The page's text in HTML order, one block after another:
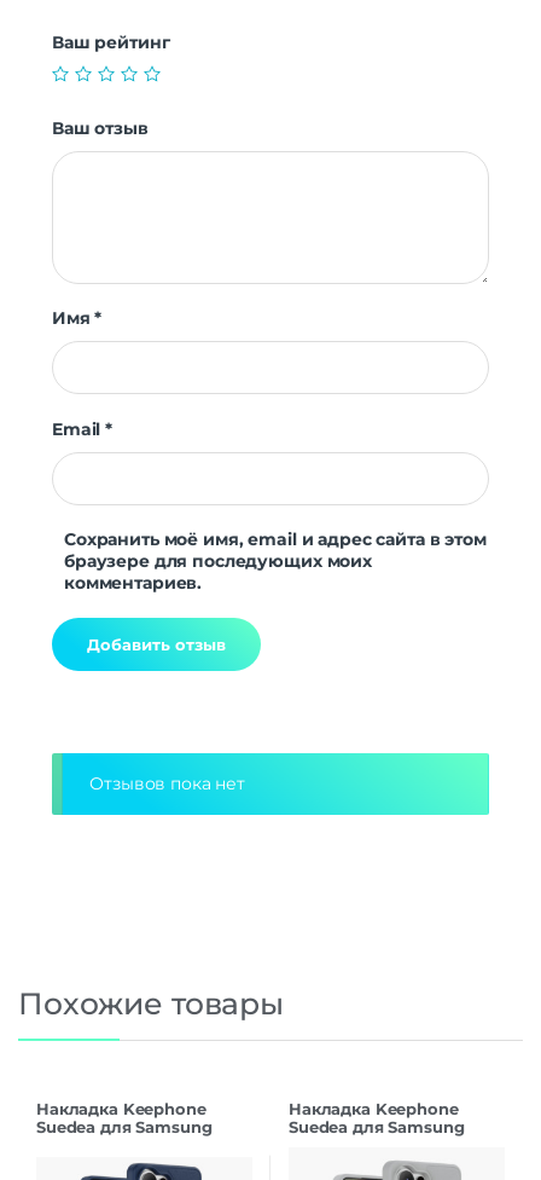
Ваш рейтинг
Ваш отзыв
Имя*
Email*
Сохранить моё имя, email и адрес сайта в этом
браузере для последующих моих
комментариев.
Отзывов пока нет
Похожие товары
Накладка Keephone
Suedea для Samsung
Накладка Keephone
Suedea для Samsung